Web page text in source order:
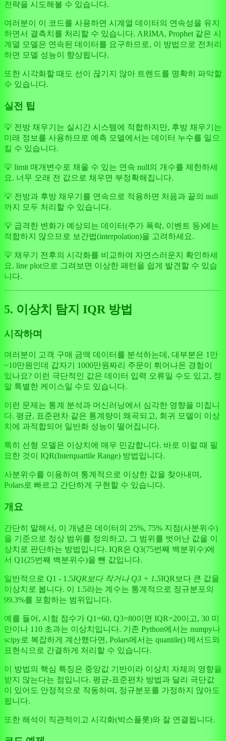
전략을 시도해볼 수 있습니다.
여러분이 이 코드를 사용하면 시계열 데이터의 연속성을 유지
하면서 결측치를 처리할 수 있습니다. ARIMA, Prophet 같은 시
계열 모델은 연속된 데이터를 요구하므로, 이 방법으로 전처리
하면 모델 성능이 향상됩니다.
또한 시각화할 때도 선이 끊기지 않아 트렌드를 명확히 파악할
수 있습니다.
실전 팁
💡 전방 채우기는 실시간 시스템에 적합하지만, 후방 채우기는
미래 정보를 사용하므로 예측 모델에서는 데이터 누수를 일으
킬 수 있습니다.
💡 limit 매개변수로 채울 수 있는 연속 null의 개수를 제한하세
요. 너무 오래 전 값으로 채우면 부정확해집니다.
💡 전방과 후방 채우기를 연속으로 적용하면 처음과 끝의 null
까지 모두 처리할 수 있습니다.
💡 급격한 변화가 예상되는 데이터(주가 폭락, 이벤트 등)에는
적합하지 않으므로 보간법(interpolation)을 고려하세요.
💡 채우기 전후의 시각화를 비교하여 자연스러운지 확인하세
요. line plot으로 그려보면 이상한 패턴을 쉽게 발견할 수 있습
니다.
5. 이상치 탐지 IQR 방법
시작하며
여러분이 고객 구매 금액 데이터를 분석하는데, 대부분은 1만
~10만원인데 갑자기 1000만원짜리 주문이 튀어나온 경험이
있나요? 이런 극단적인 값은 데이터 입력 오류일 수도 있고, 정
말 특별한 케이스일 수도 있습니다.
이런 문제는 통계 분석과 머신러닝에서 심각한 영향을 미칩니
다. 평균, 표준편차 같은 통계량이 왜곡되고, 회귀 모델이 이상
치에 과적합되어 일반화 성능이 떨어집니다.
특히 선형 모델은 이상치에 매우 민감합니다. 바로 이럴 때 필
요한 것이 IQR(Interquartile Range) 방법입니다.
사분위수를 이용하여 통계적으로 이상한 값을 찾아내며,
Polars로 빠르고 간단하게 구현할 수 있습니다.
개요
간단히 말해서, 이 개념은 데이터의 25%, 75% 지점(사분위수)
을 기준으로 정상 범위를 정의하고, 그 범위를 벗어난 값을 이
상치로 판단하는 방법입니다. IQR은 Q3(75번째 백분위수)에
서 Q1(25번째 백분위수)을 뺀 값입니다.
일반적으로 Q1 - 1.5IQR보다 작거나 Q3 + 1.5IQR보다 큰 값을
이상치로 봅니다. 이 1.5라는 계수는 통계적으로 정규분포의
99.3%를 포함하는 범위입니다.
예를 들어, 시험 점수가 Q1=60, Q3=80이면 IQR=20이고, 30 미
만이나 110 초과는 이상치입니다. 기존 Python에서는 numpy나
scipy로 복잡하게 계산했다면, Polars에서는 quantile() 메서드와
표현식으로 간결하게 처리할 수 있습니다.
이 방법의 핵심 특징은 중앙값 기반이라 이상치 자체의 영향을
받지 않는다는 점입니다. 평균-표준편차 방법과 달리 극단값
이 있어도 안정적으로 작동하며, 정규분포를 가정하지 않아도
됩니다.
또한 해석이 직관적이고 시각화(박스플롯)와 잘 연결됩니다.